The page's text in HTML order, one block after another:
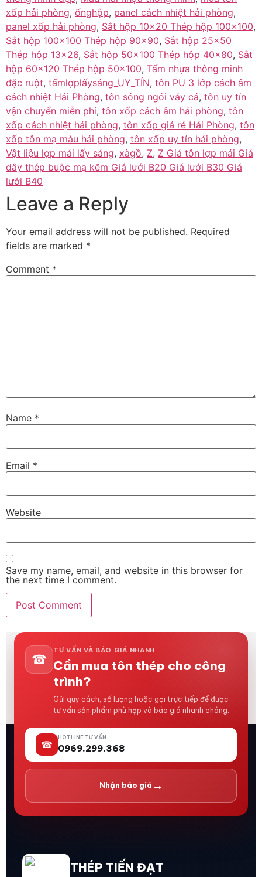
xốp hải phòng, ốnghộp, panel cách nhiệt hải phòng,
panel xốp hải phòng, Sắt hộp 10×20 Thép hộp 100×100,
Sắt hộp 100×100 Thép hộp 90×90, Sắt hộp 25×50
Thép hộp 13×26, Sắt hộp 50×100 Thép hộp 40×80, Sắt
hộp 60×120 Thép hộp 50×100, Tấm nhựa thông minh
đặc ruột, tấmlợplấysáng_UY_TÍN, tôn PU 3 lớp cách âm
cách nhiệt Hải Phòng, tôn sóng ngói vảy cá, tôn uy tín
vận chuyển miễn phí, tôn xốp cách âm hải phòng, tôn
xốp cách nhiệt hải phòng, tôn xốp giá rẻ Hải Phòng, tôn
xốp tôn mạ màu hải phòng, tôn xốp uy tín hải phòng,
Vật liệu lợp mái lấy sáng, xàgồ, Z, Z Giá tôn lợp mái Giá
dây thép buộc mạ kẽm Giá lưới B20 Giá lưới B30 Giá
lưới B40
Leave a Reply
Your email address will not be published. Required
fields are marked *
Comment *
Name *
Email *
Website
Save my name, email, and website in this browser for
the next time I comment.
☎
TƯ VẤN VÀ BÁO GIÁ NHANH
Cần mua tôn thép cho công
trình?
Gửi quy cách, số lượng hoặc gọi trực tiếp để được
tư vấn sản phẩm phù hợp và báo giá nhanh chóng.
☎
HOTLINE TƯ VẤN
0969.299.368
Nhận báo giá →
THÉP TIẾN ĐẠT